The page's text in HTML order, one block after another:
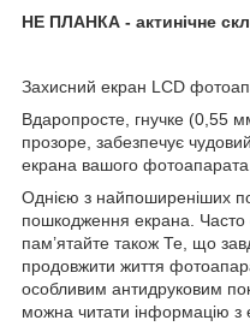
НЕ ПЛАНКА - актинічне
Захисний екран LCD
Вдаропросте, гнучке (0,55
прозоре, забезпечує
екрана вашого фотоапарата.
Однією з найпоширеніших
пошкодження екрана.
пам’ятайте також Те, що
продовжити життя
особливим антидруковим
можна читати інформацію з